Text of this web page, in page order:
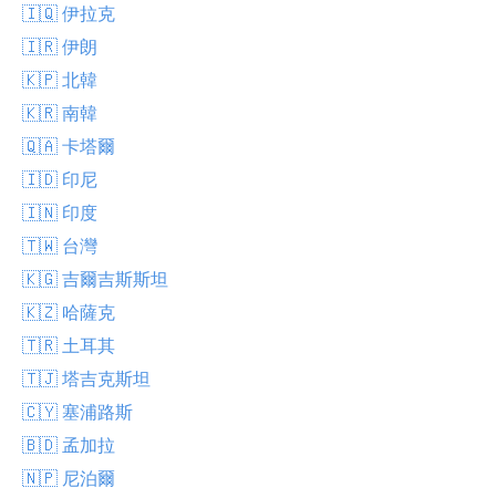
🇮🇶 伊拉克
🇮🇷 伊朗
🇰🇵 北韓
🇰🇷 南韓
🇶🇦 卡塔爾
🇮🇩 印尼
🇮🇳 印度
🇹🇼 台灣
🇰🇬 吉爾吉斯斯坦
🇰🇿 哈薩克
🇹🇷 土耳其
🇹🇯 塔吉克斯坦
🇨🇾 塞浦路斯
🇧🇩 孟加拉
🇳🇵 尼泊爾